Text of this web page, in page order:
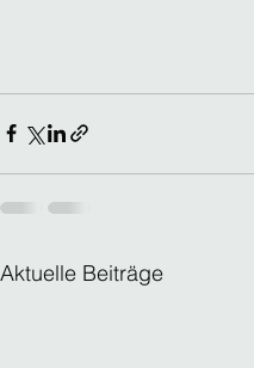
Aktuelle Beiträge